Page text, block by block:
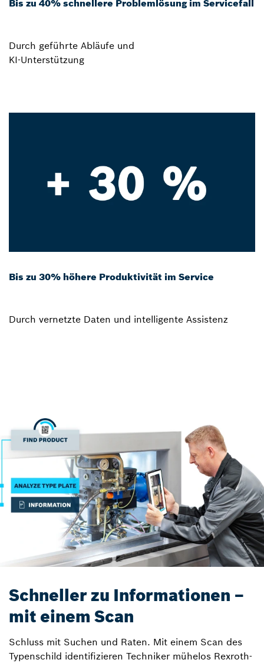
Bis zu 40% schnellere Problemlösung im Servicefall
Durch geführte Abläufe und
KI-Unterstützung
Bis zu 30% höhere Produktivität im Service
Durch vernetzte Daten und intelligente Assistenz
Schneller zu Informationen –
mit einem Scan
Schluss mit Suchen und Raten. Mit einem Scan des
Typenschild identifizieren Techniker mühelos Rexroth-